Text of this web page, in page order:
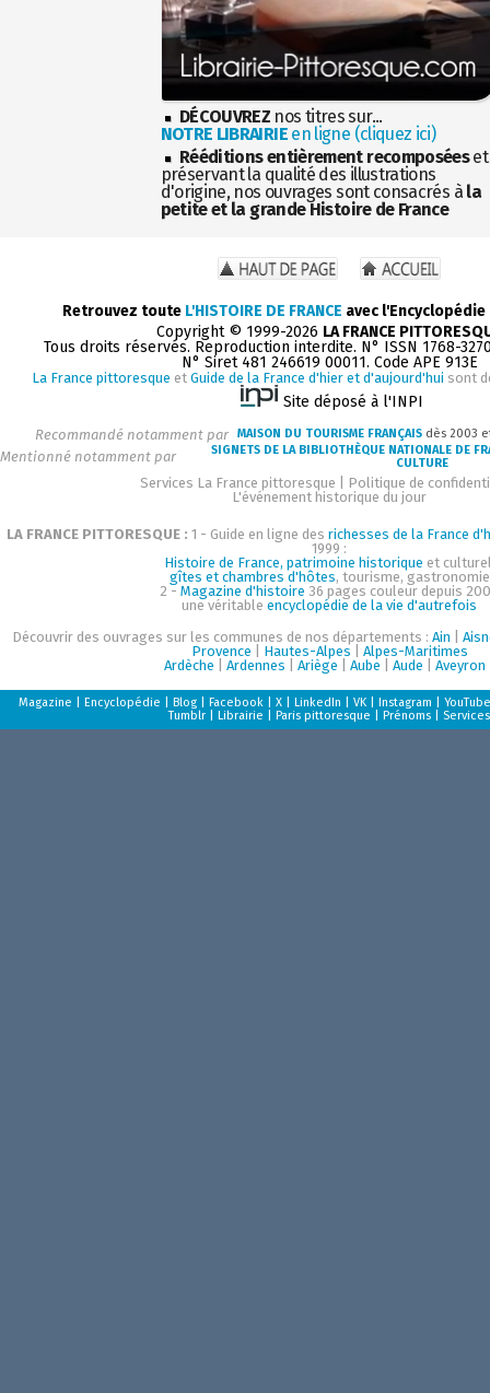
DÉCOUVREZ nos titres sur...
NOTRE LIBRAIRIEen ligne (cliquez ici)
Rééditions entièrement recomposéeset
préservant la qualité des illustrations
d'origine, nos ouvrages sont consacrés à la
petite et la grande Histoire de France
Retrouvez toute L'HISTOIRE DE FRANCE avec
Copyright © 1999-2026 LA FRANCE
Tous droits réservés. Reproduction interdite. N° ISSN 1768-
N° Siret 481 246619 00011. Code APE 913E
La France pittoresque et Guide de la France d'hier et d'aujourd'hui sont
Site déposé à l'INPI
Recommandé notamment par MAISON DU TOURISME FRANÇAIS dès 2003
Mentionné notamment par
SIGNETS DE LA BIBLIOTHÈQUE NATIONALE DE
CULTURE
Services La France pittoresque
Politique de
L'événement historique du jour
LA FRANCE PITTORESQUE : 1 - Guide en ligne des richesses de la France
1999 :
Histoire de France, patrimoine historique et
gîtes et chambres d'hôtes, tourisme, gastronomie
2 - Magazine d'histoire 36 pages couleur depuis
une véritable encyclopédie de la vie d'autrefois
Découvrir des ouvrages sur les communes de nos départements : Ain
Provence
Hautes-Alpes
Alpes-Maritimes
Ardèche
Ardennes Ariège Aube Aude Aveyron
Magazine Encyclopédie Blog Facebook X LinkedIn VK Instagram
YouTube
Tumblr
Librairie Paris pittoresque Prénoms Services